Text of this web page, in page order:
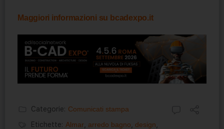
Maggiori informazioni su bcadexpo.it
Categorie: Comunicati stampa
Etichette: Almar arredo bagno design